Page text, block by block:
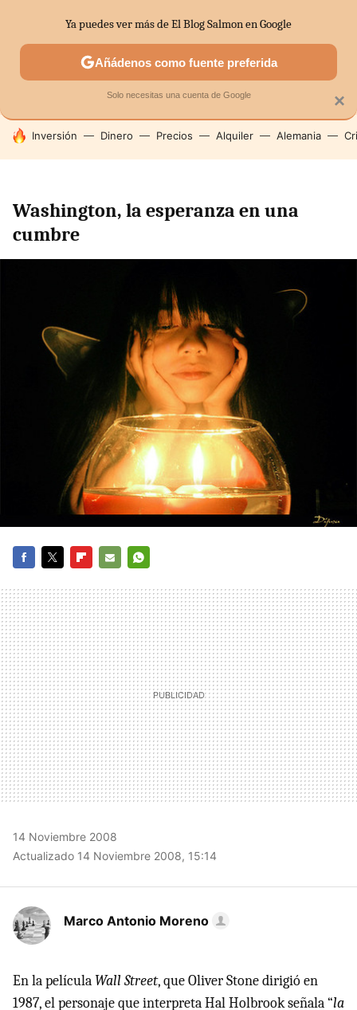
SECTORES ECONOMÍA DOMÉSTICA MERCADOS
HOY SE HABLA DE
Inversión Dinero Precios Alquiler Alemania
Washington, la esperanza en una
cumbre
MAIL
14 Noviembre 2008
Actualizado 14 Noviembre 2008, 15:14
Marco Antonio Moreno
En la película Wall Street, que Oliver Stone dirigió en
1987, el personaje que interpreta Hal Holbrook señala “la
×
Ya puedes ver más de El Blog Salmon en Google
Añádenos como fuente preferida
Solo necesitas una cuenta de Google